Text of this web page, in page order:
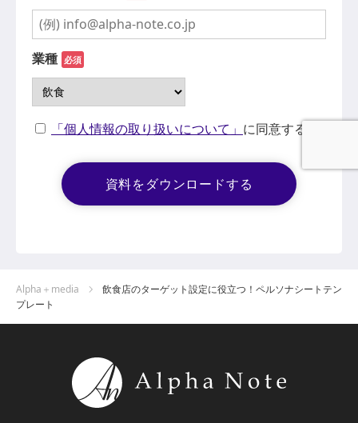
業種 必須
「個人情報の取り扱いについて」 に同意する
Alpha＋media
飲食店のターゲット設定に役立つ！ペルソナシートテン
プレート